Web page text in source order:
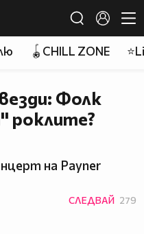
🪀CHILL ZONE
Фолк
роклите?
на Payner
СЛЕДВАЙ 279